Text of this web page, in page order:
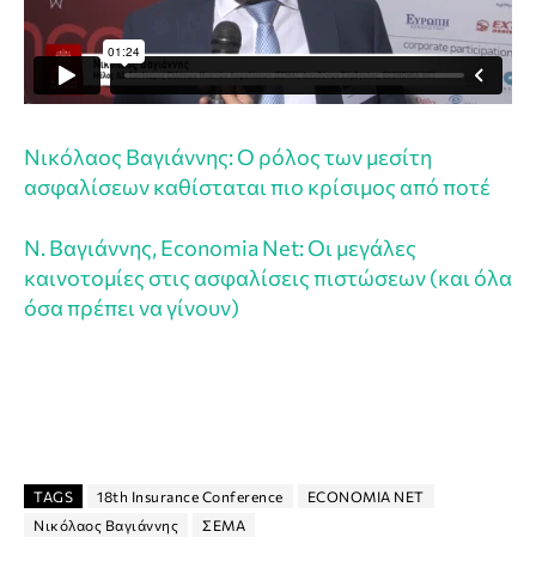
Νικόλαος Βαγιάννης: Ο ρόλος των μεσίτη
ασφαλίσεων καθίσταται πιο κρίσιμος από ποτέ
Ν. Βαγιάννης, Economia Net: Οι μεγάλες
καινοτομίες στις ασφαλίσεις πιστώσεων (και όλα
όσα πρέπει να γίνουν)
TAGS 18th Insurance Conference
ECONOMIA NET
Νικόλαος Βαγιάννης
ΣΕΜΑ